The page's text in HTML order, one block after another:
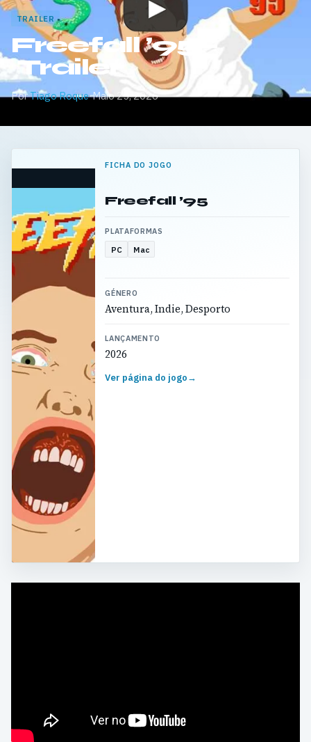
TRAILER
Freefall ’95 –
Trailer
PorTiago Roque·Maio 25, 2026
FICHA DO JOGO
Freefall ’95
PLATAFORMAS
PC Mac
GÉNERO
Aventura, Indie, Desporto
LANÇAMENTO
2026
Ver página do jogo→